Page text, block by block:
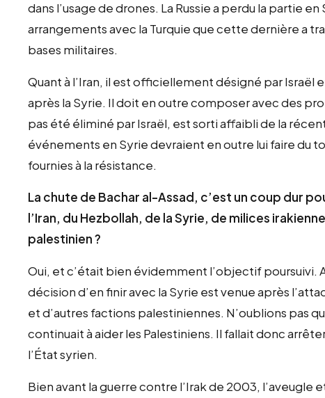
i
a
t
a
i
t
1
5
€
.
e
t
:
7
,
0
dans l’usage de drones. La Russie a perdu la partie
arrangements avec la Turquie que cette dernière a
bases militaires.
Quant à l’Iran, il est officiellement désigné par
après la Syrie. Il doit en outre composer avec des
pas été éliminé par Israël, est sorti affaibli de la
événements en Syrie devraient en outre lui faire du
fournies à la résistance.
La chute de Bachar al-Assad, c’est un coup dur
l’Iran, du Hezbollah, de la Syrie, de milices
palestinien ?
Oui, et c’était bien évidemment l’objectif
décision d’en finir avec la Syrie est venue après
et d’autres factions palestiniennes. N’oublions pas
continuait à aider les Palestiniens. Il fallait donc
l’État syrien.
Bien avant la guerre contre l’Irak de 2003,